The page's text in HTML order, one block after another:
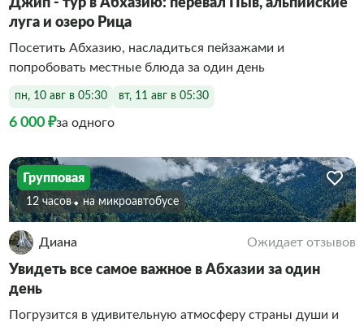
луга и озеро Рица
Посетить Абхазию, насладиться пейзажами и
попробовать местные блюда за один день
пн, 10 авг в 05:30 вт, 11 авг в 05:30
6 000 ₽за одного
Групповая
12 часов На микроавтобусе
Диана Ожидает отзывов
Увидеть все самое важное в Абхазии за один
день
Погрузится в удивительную атмосферу страны души и